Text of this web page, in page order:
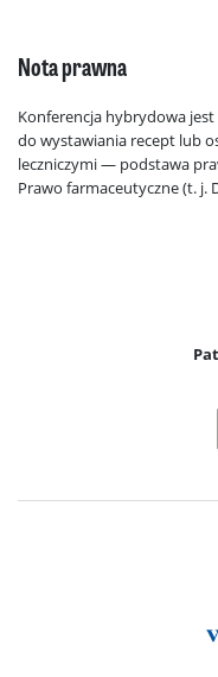
Nota prawna
Konferencja hybrydowa
do wystawiania recept lub
leczniczymi — podstawa
Prawo farmaceutyczne (t. j.